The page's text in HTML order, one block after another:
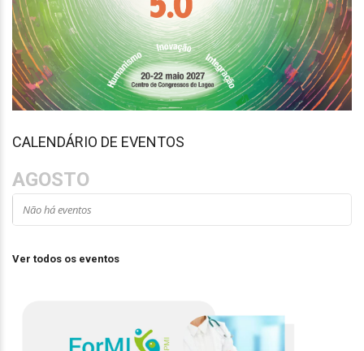
CALENDÁRIO DE EVENTOS
AGOSTO
Não há eventos
Ver todos os eventos